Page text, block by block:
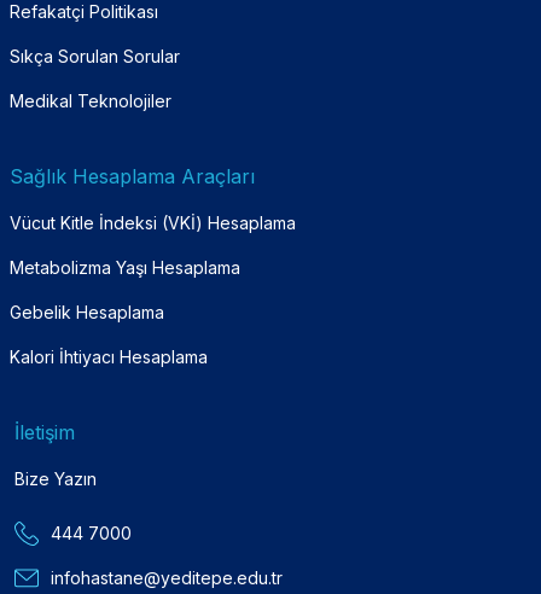
Refakatçi Politikası
Sıkça Sorulan Sorular
Medikal Teknolojiler
Sağlık Hesaplama Araçları
Vücut Kitle İndeksi (VKİ) Hesaplama
Metabolizma Yaşı Hesaplama
Gebelik Hesaplama
Kalori İhtiyacı Hesaplama
İletişim
Bize Yazın
444 7000
infohastane@yeditepe.edu.tr